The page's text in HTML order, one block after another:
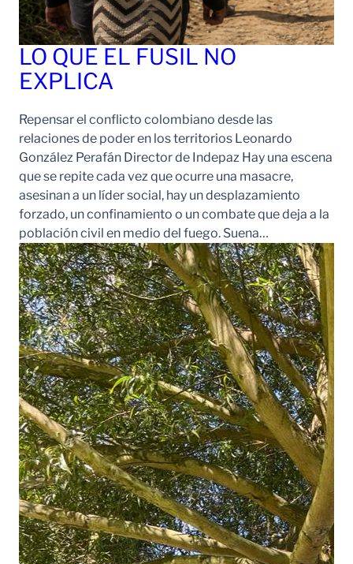
LO QUE EL FUSIL NO
EXPLICA
Repensar el conflicto colombiano desde las
relaciones de poder en los territorios Leonardo
González Perafán Director de Indepaz Hay una escena
que se repite cada vez que ocurre una masacre,
asesinan a un líder social, hay un desplazamiento
forzado, un confinamiento o un combate que deja a la
población civil en medio del fuego. Suena…